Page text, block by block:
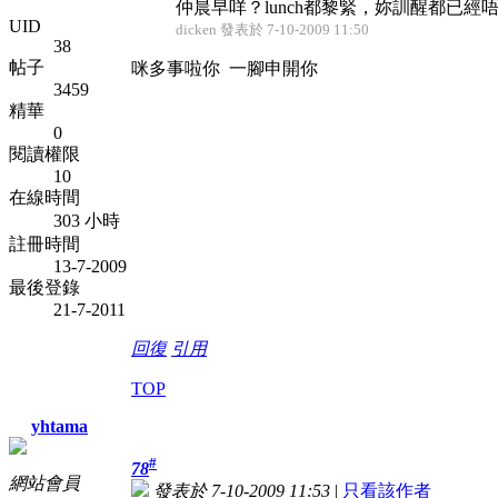
UID
38
帖子
3459
精華
0
閱讀權限
10
在線時間
303 小時
註冊時間
13-7-2009
最後登錄
21-7-2011
仲晨早咩？lunch都黎緊，妳訓醒都已經
dicken 發表於 7-10-2009 11:50
咪多事啦你 一腳申開你
回復 引用
TOP
yhtama
網站會員
78#
發表於 7-10-2009 11:53 | 只看該作者